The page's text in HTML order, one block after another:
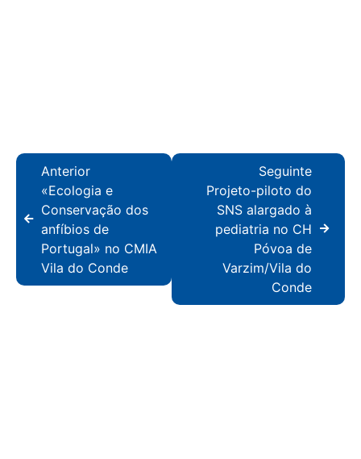
Anterior
«Ecologia e
Conservação dos
anfíbios de
Portugal» no CMIA
Vila do Conde
Seguinte
Projeto-piloto do
SNS alargado à
pediatria no CH
Póvoa de
Varzim/Vila do
Conde